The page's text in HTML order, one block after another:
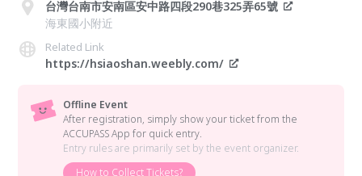
台灣台南市安南區安中路四段290巷325弄65號
海東國小附近
Related Link
https://hsiaoshan.weebly.com/
Offline Event
After registration, simply show your ticket from the
ACCUPASS App for quick entry.
Entry rules are primarily set by the event organizer.
How to Collect Tickets?